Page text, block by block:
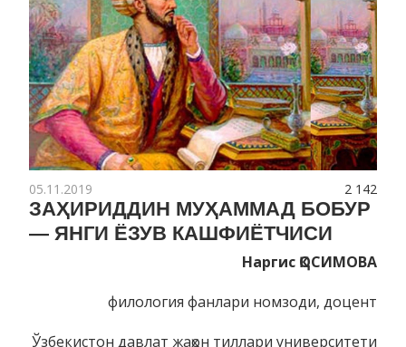
2 142
05.11.2019
ЗАҲИРИДДИН МУҲАММАД БОБУР
— ЯНГИ ЁЗУВ КАШФИЁТЧИСИ
Наргис ҚОСИМОВА
филология фанлари номзоди, доцент
Ўзбекистон давлат жаҳон тиллари университети